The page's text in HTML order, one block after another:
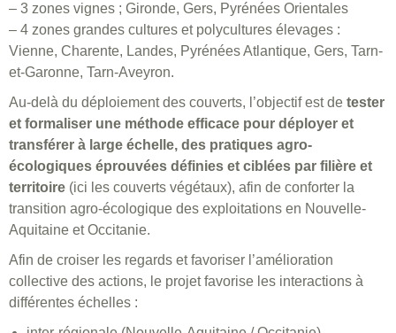
– 3 zones vignes ; Gironde, Gers, Pyrénées Orientales
– 4 zones grandes cultures et polycultures élevages :
Vienne, Charente, Landes, Pyrénées Atlantique, Gers, Tarn-
et-Garonne, Tarn-Aveyron.
Au-delà du déploiement des couverts, l’objectif est de tester
et formaliser une méthode efficace pour déployer et
transférer à large échelle, des pratiques agro-
écologiques éprouvées définies et ciblées par filière et
territoire (ici les couverts végétaux), afin de conforter la
transition agro-écologique des exploitations en Nouvelle-
Aquitaine et Occitanie.
Afin de croiser les regards et favoriser l’amélioration
collective des actions, le projet favorise les interactions à
différentes échelles :